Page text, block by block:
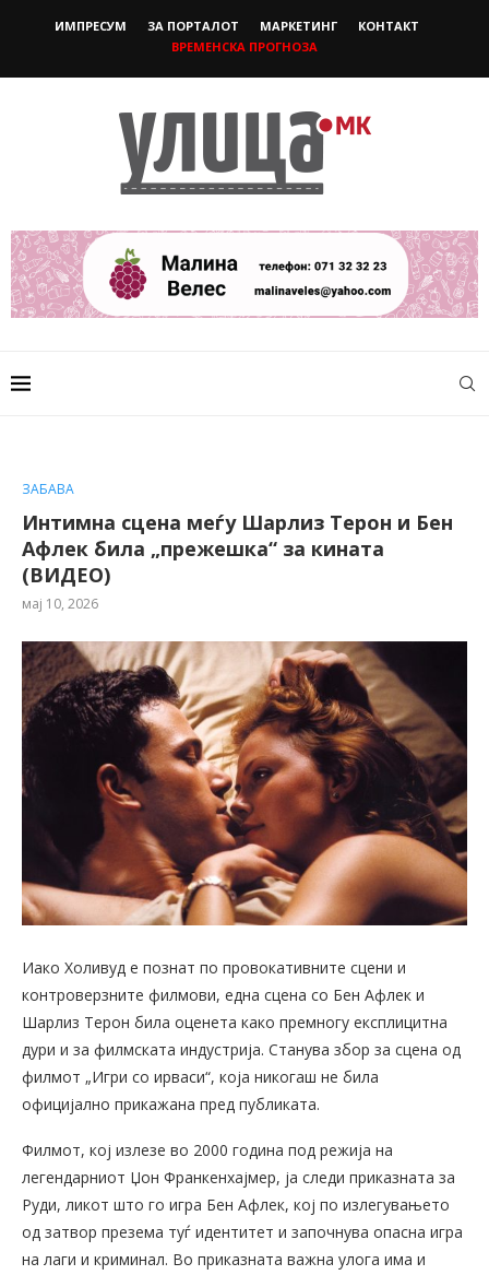
ИМПРЕСУМ ЗА ПОРТАЛОТ МАРКЕТИНГ
КОНТАКТ
ВРЕМЕНСКА ПРОГНОЗА
ЗАБАВА
Интимна сцена меѓу Шарлиз Терон и Бен
Афлек била „прежешка“ за кината
(ВИДЕО)
мај 10, 2026
Иако Холивуд е познат по провокативните сцени и
контроверзните филмови, една сцена со Бен Афлек и
Шарлиз Терон била оценета како премногу експлицитна
дури и за филмската индустрија. Станува збор за сцена од
филмот „Игри со ирваси“, која никогаш не била
официјално прикажана пред публиката.
Филмот, кој излезе во 2000 година под режија на
легендарниот Џон Франкенхајмер, ја следи приказната за
Руди, ликот што го игра Бен Афлек, кој по излегувањето
од затвор презема туѓ идентитет и започнува опасна игра
на лаги и криминал. Во приказната важна улога има и